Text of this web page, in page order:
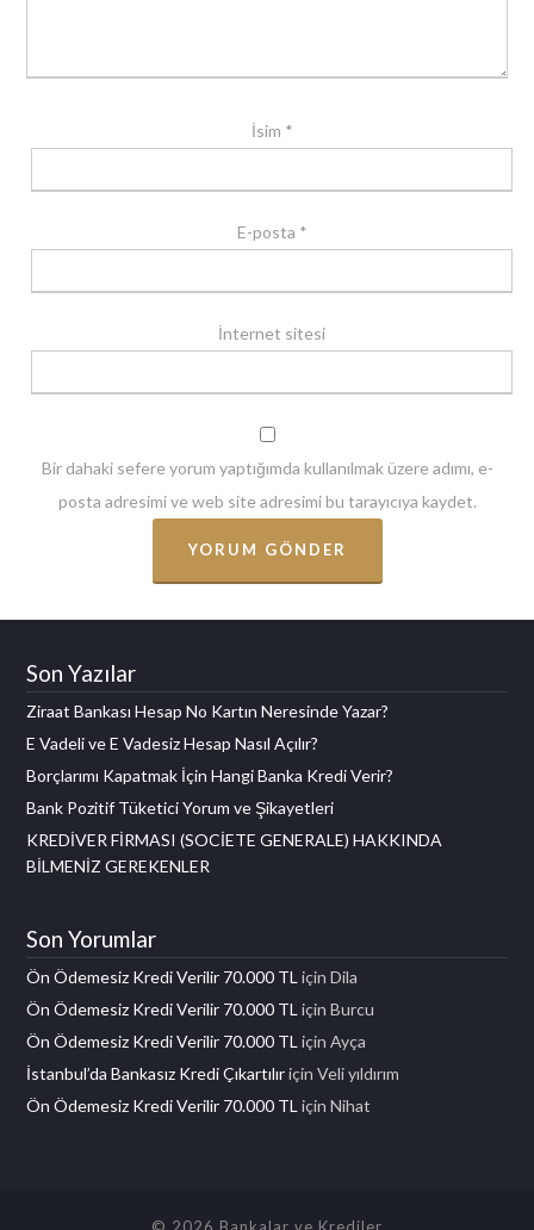
İsim *
E-posta *
İnternet sitesi
Bir dahaki sefere yorum yaptığımda kullanılmak üzere adımı, e-
posta adresimi ve web site adresimi bu tarayıcıya kaydet.
Son Yazılar
Ziraat Bankası Hesap No Kartın Neresinde Yazar?
E Vadeli ve E Vadesiz Hesap Nasıl Açılır?
Borçlarımı Kapatmak İçin Hangi Banka Kredi Verir?
Bank Pozitif Tüketici Yorum ve Şikayetleri
KREDİVER FİRMASI (SOCİETE GENERALE) HAKKINDA
BİLMENİZ GEREKENLER
Son Yorumlar
Ön Ödemesiz Kredi Verilir 70.000 TL içinDila
Ön Ödemesiz Kredi Verilir 70.000 TL içinBurcu
Ön Ödemesiz Kredi Verilir 70.000 TL içinAyça
İstanbul’da Bankasız Kredi ÇıkartılıriçinVeli yıldırım
Ön Ödemesiz Kredi Verilir 70.000 TL içinNihat